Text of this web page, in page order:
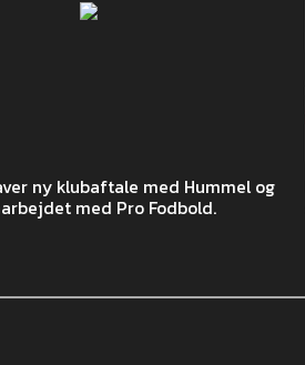
ny klubaftale med Hummel og
med Pro Fodbold.